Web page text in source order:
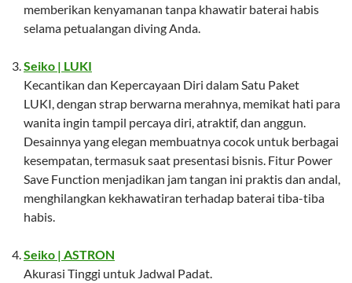
memberikan kenyamanan tanpa khawatir baterai habis
selama petualangan diving Anda.
Seiko | LUKI
Kecantikan dan Kepercayaan Diri dalam Satu Paket
LUKI, dengan strap berwarna merahnya, memikat hati para
wanita ingin tampil percaya diri, atraktif, dan anggun.
Desainnya yang elegan membuatnya cocok untuk berbagai
kesempatan, termasuk saat presentasi bisnis. Fitur Power
Save Function menjadikan jam tangan ini praktis dan andal,
menghilangkan kekhawatiran terhadap baterai tiba-tiba
habis.
Seiko | ASTRON
Akurasi Tinggi untuk Jadwal Padat.